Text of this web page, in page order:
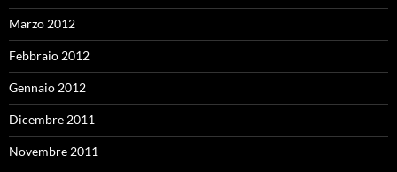
Marzo 2012
Febbraio 2012
Gennaio 2012
Dicembre 2011
Novembre 2011